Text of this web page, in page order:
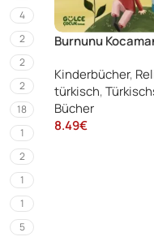
4
2
2
2
18
1
2
1
1
5
Burnunu
(Pencereli Kitap)
Kinderbücher,
türkisch,
Bücher
8.49€